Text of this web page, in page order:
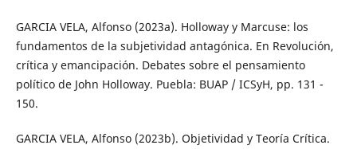
GARCIA VELA, Alfonso (2023a). Holloway y Marcuse: los
fundamentos de la subjetividad antagónica. En Revolución,
crítica y emancipación. Debates sobre el pensamiento
político de John Holloway. Puebla: BUAP / ICSyH, pp. 131 -
150.
GARCIA VELA, Alfonso (2023b). Objetividad y Teoría Crítica.